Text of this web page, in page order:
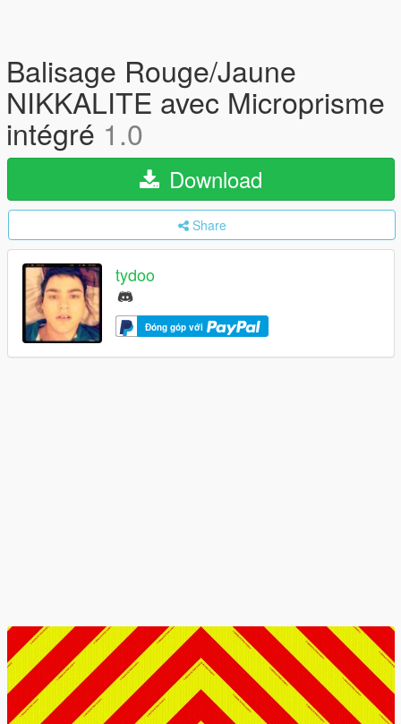
Balisage Rouge/Jaune
NIKKALITE avec Microprisme
intégré 1.0
Download
Share
tydoo
Đóng góp với